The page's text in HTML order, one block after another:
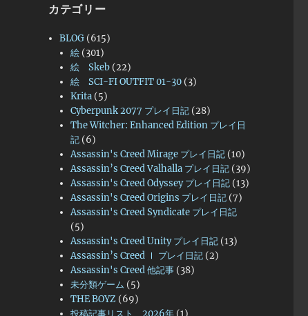
カテゴリー
BLOG (615)
絵 (301)
絵 Skeb (22)
絵 SCI-FI OUTFIT 01-30 (3)
Krita (5)
Cyberpunk 2077 プレイ日記 (28)
The Witcher: Enhanced Edition プレイ日
記 (6)
Assassin's Creed Mirage プレイ日記 (10)
Assassin’s Creed Valhalla プレイ日記 (39)
Assassin's Creed Odyssey プレイ日記 (13)
Assassin's Creed Origins プレイ日記 (7)
Assassin's Creed Syndicate プレイ日記
(5)
Assassin's Creed Unity プレイ日記 (13)
Assassin’s Creed Ⅰ プレイ日記 (2)
Assassin's Creed 他記事 (38)
未分類ゲーム (5)
THE BOYZ (69)
投稿記事リスト 2026年 (1)